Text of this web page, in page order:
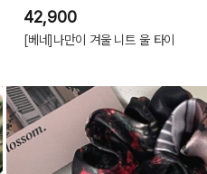
42,900
[베네]나만이 겨울 니트 울 타이